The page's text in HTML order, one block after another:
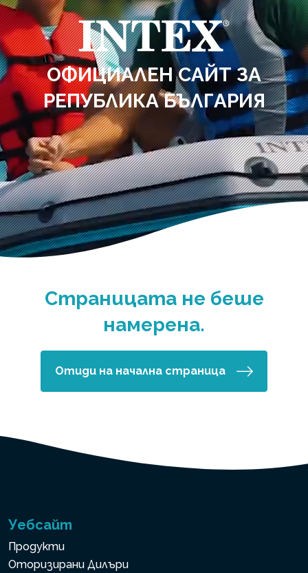
ОФИЦИАЛЕН САЙТ ЗА
РЕПУБЛИКА БЪЛГАРИЯ
Страницата не беше
намерена.
Отиди на начална страница
Уебсайт
Продукти
Оторизирани Дилъри